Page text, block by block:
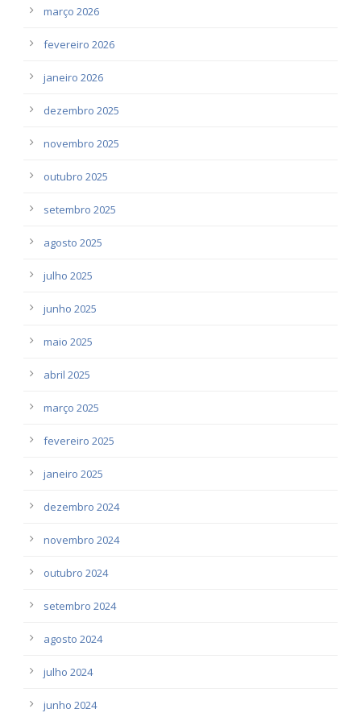
março 2026
fevereiro 2026
janeiro 2026
dezembro 2025
novembro 2025
outubro 2025
setembro 2025
agosto 2025
julho 2025
junho 2025
maio 2025
abril 2025
março 2025
fevereiro 2025
janeiro 2025
dezembro 2024
novembro 2024
outubro 2024
setembro 2024
agosto 2024
julho 2024
junho 2024